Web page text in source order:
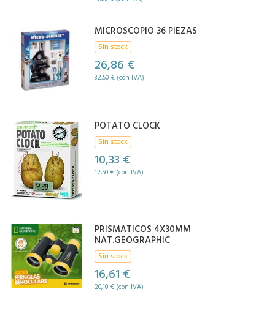
MICROSCOPIO 36 PIEZAS
Sin stock
26,86 €
32,50 € (con IVA)
POTATO CLOCK
Sin stock
10,33 €
12,50 € (con IVA)
PRISMATICOS 4X30MM
NAT.GEOGRAPHIC
Sin stock
16,61 €
20,10 € (con IVA)